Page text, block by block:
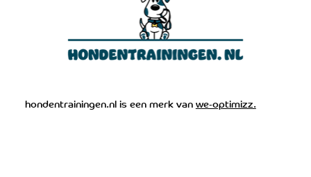
Hond en kind veilig samen (2026): tips,
hondentrainingen.nl is een merk vanwe-optimizz.